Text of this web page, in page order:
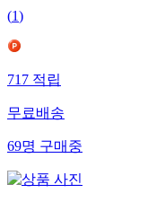
(1)
717적립
무료배송
69명구매중